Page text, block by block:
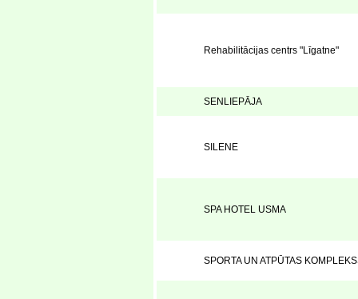
Rehabilitācijas centrs "Līgatne"
SENLIEPĀJA
SILENE
SPA HOTEL USMA
SPORTA UN ATPŪTAS